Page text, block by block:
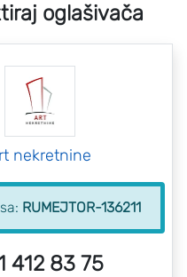
oglašivača
nekretnine
RUMEJTOR-136211
412 83 75